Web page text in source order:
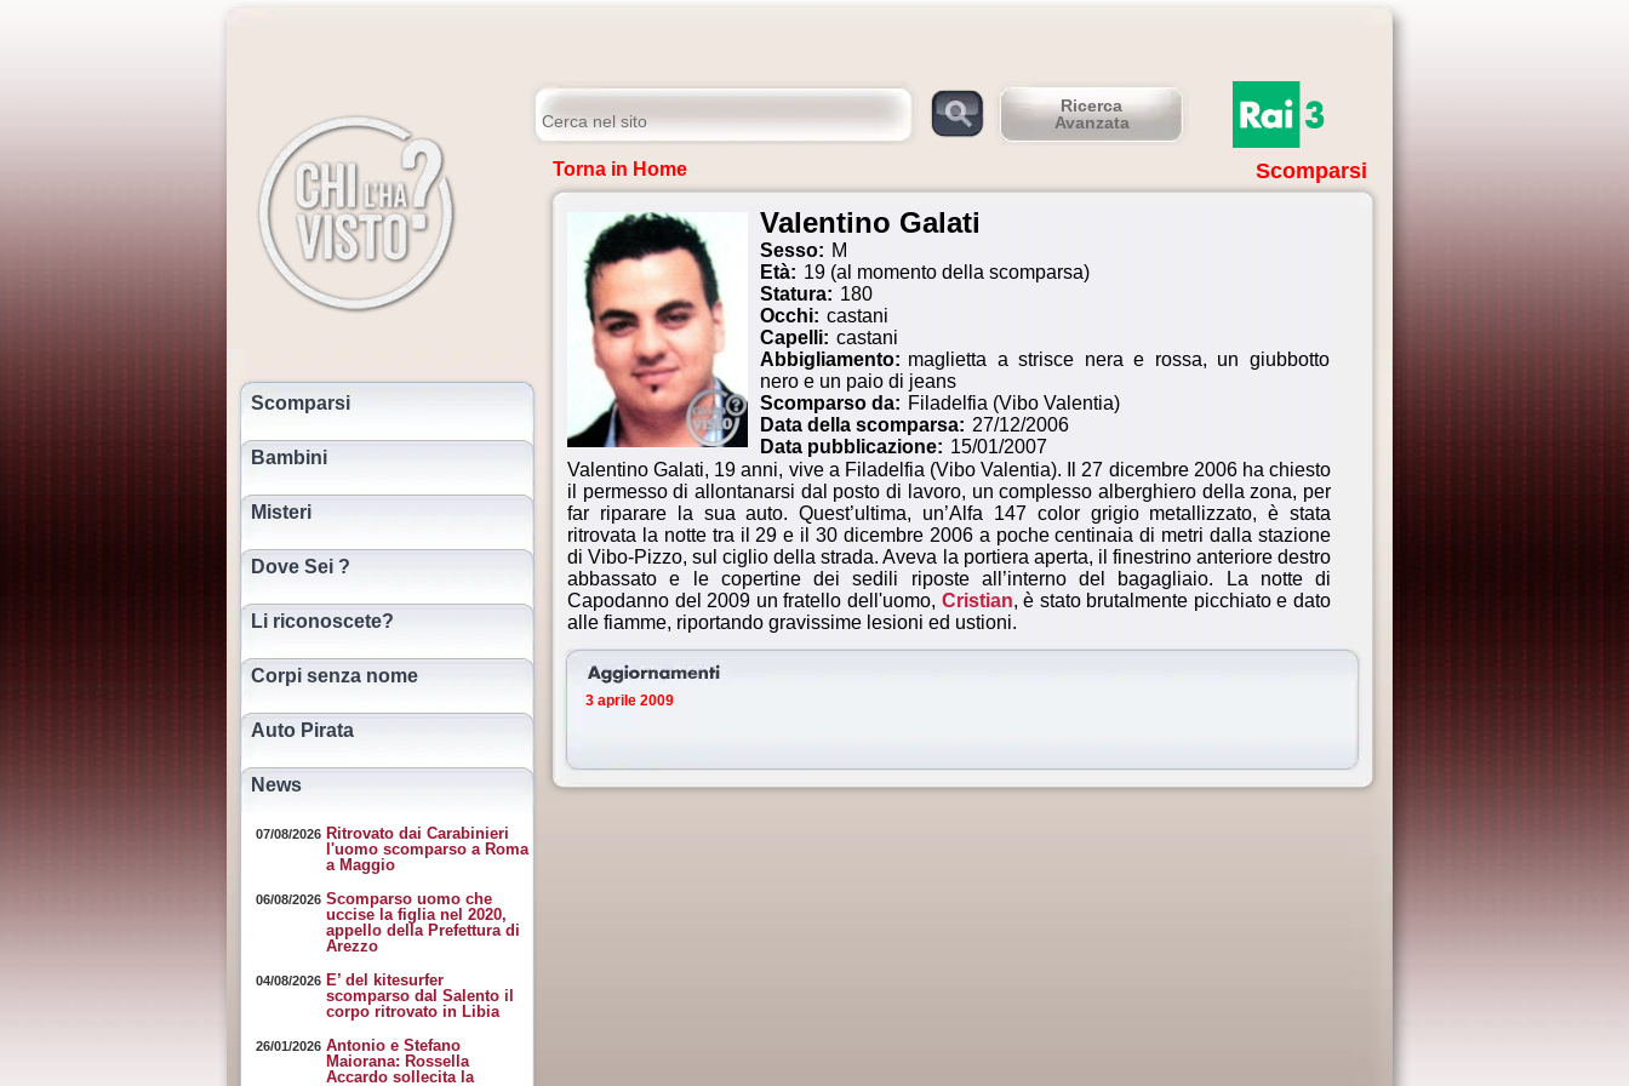
Ricerca
Avanzata
Scomparsi
Bambini
Misteri
Dove Sei ?
Li riconoscete?
Corpi senza nome
Auto Pirata
News
07/08/2026 Ritrovato dai Carabinieri
l'uomo scomparso a Roma
a Maggio
06/08/2026 Scomparso uomo che
uccise la figlia nel 2020,
appello della Prefettura di
Arezzo
04/08/2026 E’ del kitesurfer
scomparso dal Salento il
corpo ritrovato in Libia
26/01/2026 Antonio e Stefano
Maiorana: Rossella
Accardo sollecita la
Torna in Home Scomparsi
Valentino Galati
Sesso: M
Età: 19 (al momento della scomparsa)
Statura: 180
Occhi: castani
Capelli: castani
Abbigliamento: maglietta a strisce nera e rossa, un giubbotto
nero e un paio di jeans
Scomparso da: Filadelfia (Vibo Valentia)
Data della scomparsa: 27/12/2006
Data pubblicazione: 15/01/2007
Valentino Galati, 19 anni, vive a Filadelfia (Vibo Valentia). Il 27 dicembre 2006 ha chiesto
il permesso di allontanarsi dal posto di lavoro, un complesso alberghiero della zona, per
far riparare la sua auto. Quest’ultima, un’Alfa 147 color grigio metallizzato, è stata
ritrovata la notte tra il 29 e il 30 dicembre 2006 a poche centinaia di metri dalla stazione
di Vibo-Pizzo, sul ciglio della strada. Aveva la portiera aperta, il finestrino anteriore destro
abbassato e le copertine dei sedili riposte all’interno del bagagliaio. La notte di
Capodanno del 2009 un fratello dell'uomo, Cristian, è stato brutalmente picchiato e dato
alle fiamme, riportando gravissime lesioni ed ustioni.
3 aprile 2009